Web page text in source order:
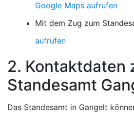
Google Maps aufrufen
Mit dem Zug zum
aufrufen
2. Kontaktdaten
Standesamt
Das Standesamt in Gangelt